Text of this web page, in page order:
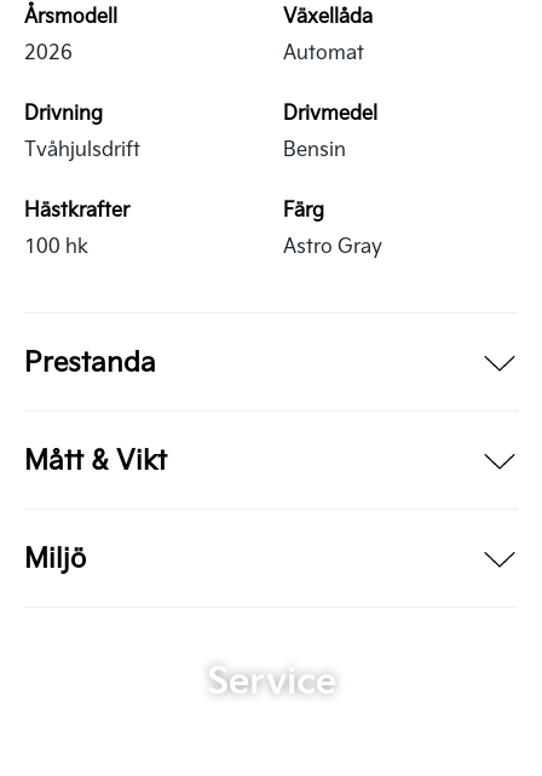
Årsmodell
2026
Växellåda
Automat
Drivning
Tvåhjulsdrift
Drivmedel
Bensin
Hästkrafter
100 hk
Färg
Astro Gray
Prestanda
Mått & Vikt
Miljö
Service